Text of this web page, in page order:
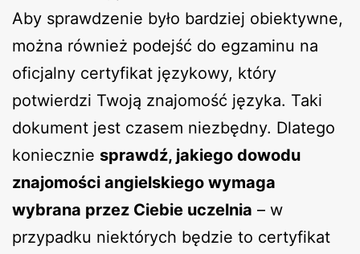
Aby sprawdzenie było bardziej obiektywne,
można również podejść do egzaminu na
oficjalny certyfikat językowy, który
potwierdzi Twoją znajomość języka. Taki
dokument jest czasem niezbędny. Dlatego
koniecznie sprawdź, jakiego dowodu
znajomości angielskiego wymaga
wybrana przez Ciebie uczelnia – w
przypadku niektórych będzie to certyfikat